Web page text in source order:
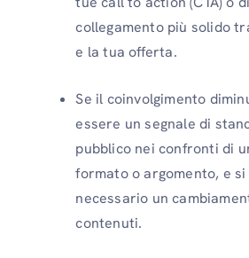
collegamento più solido
e la tua offerta.
Se il coinvolgimento
essere un segnale di
pubblico nei confronti di
formato o argomento, e si
necessario un
contenuti.